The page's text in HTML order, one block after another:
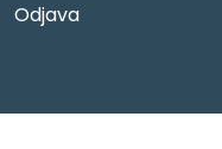
Odjava